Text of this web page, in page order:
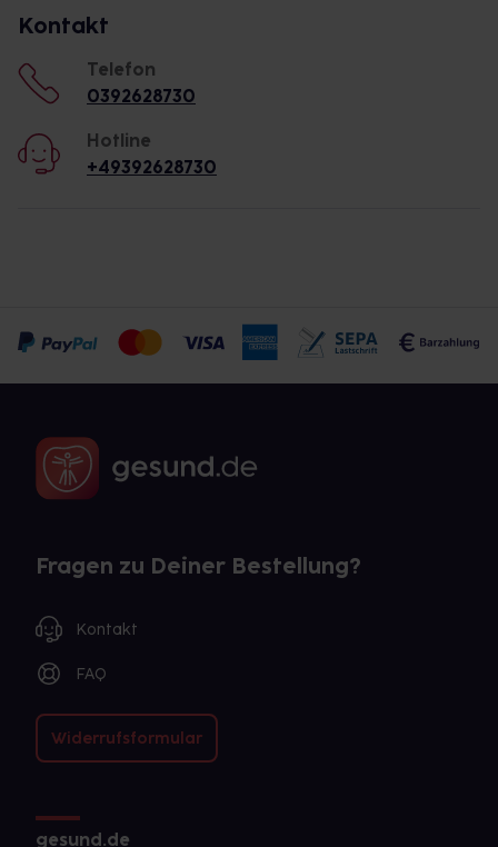
Kontakt
Telefon
0392628730
Hotline
+49392628730
Fragen zu Deiner Bestellung?
Kontakt
FAQ
Widerrufsformular
gesund.de